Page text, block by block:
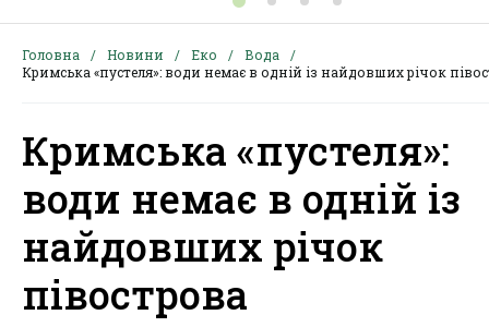
Головна Новини Еко
Вода
Кримська «пустеля»: води немає в одній із найдовших річок
Кримська «пустеля»:
води немає в одній із
найдовших річок
півострова